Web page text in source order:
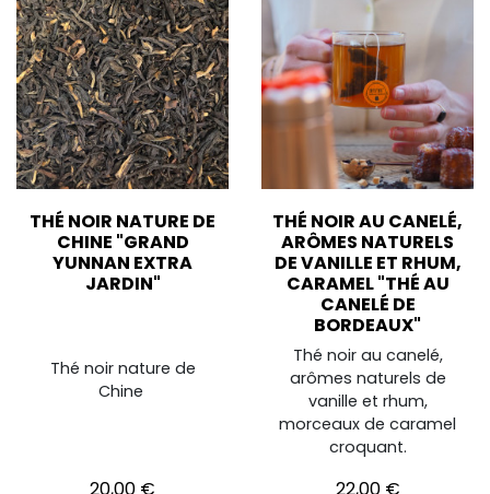
THÉ NOIR NATURE DE
CHINE "GRAND
YUNNAN EXTRA
JARDIN"
Thé noir nature de
Chine
Prix
20,00 €
THÉ NOIR AU CANELÉ,
ARÔMES NATURELS
DE VANILLE ET RHUM,
CARAMEL "THÉ AU
CANELÉ DE
BORDEAUX"
Thé noir au canelé,
arômes naturels de
vanille et rhum,
morceaux de caramel
croquant.
Prix
22,00 €